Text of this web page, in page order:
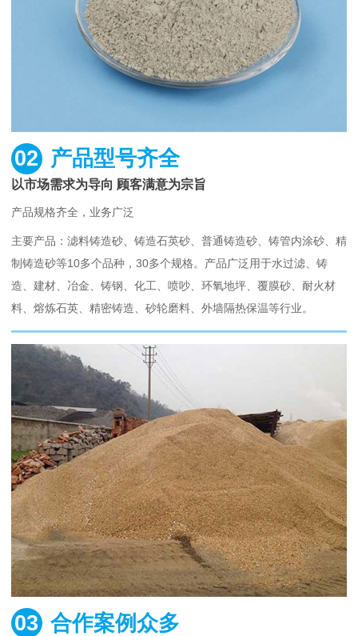
02 产品型号齐全
以市场需求为导向 顾客满意为宗旨
产品规格齐全，业务广泛
主要产品：滤料铸造砂、铸造石英砂、普通铸造砂、铸管内涂砂、精
制铸造砂等10多个品种，30多个规格。产品广泛用于水过滤、铸
造、建材、冶金、铸钢、化工、喷吵、环氧地坪、覆膜砂、耐火材
料、熔炼石英、精密铸造、砂轮磨料、外墙隔热保温等行业。
03 合作案例众多